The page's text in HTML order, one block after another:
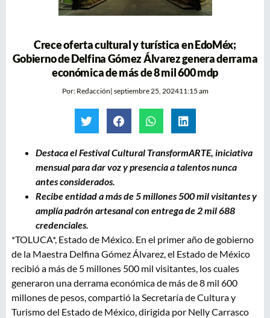
Crece oferta cultural y turística en EdoMéx;
Gobierno de Delfina Gómez Álvarez genera derrama
económica de más de 8 mil 600 mdp
Por:Redacción| septiembre 25, 202411:15 am
Destaca el Festival Cultural TransformARTE, iniciativa
mensual para dar voz y presencia a talentos nunca
antes considerados.
Recibe entidad a más de 5 millones 500 mil visitantes y
amplía padrón artesanal con entrega de 2 mil 688
credenciales.
*TOLUCA*, Estado de México. En el primer año de gobierno
de la Maestra Delfina Gómez Álvarez, el Estado de México
recibió a más de 5 millones 500 mil visitantes, los cuales
generaron una derrama económica de más de 8 mil 600
millones de pesos, compartió la Secretaría de Cultura y
Turismo del Estado de México, dirigida por Nelly Carrasco